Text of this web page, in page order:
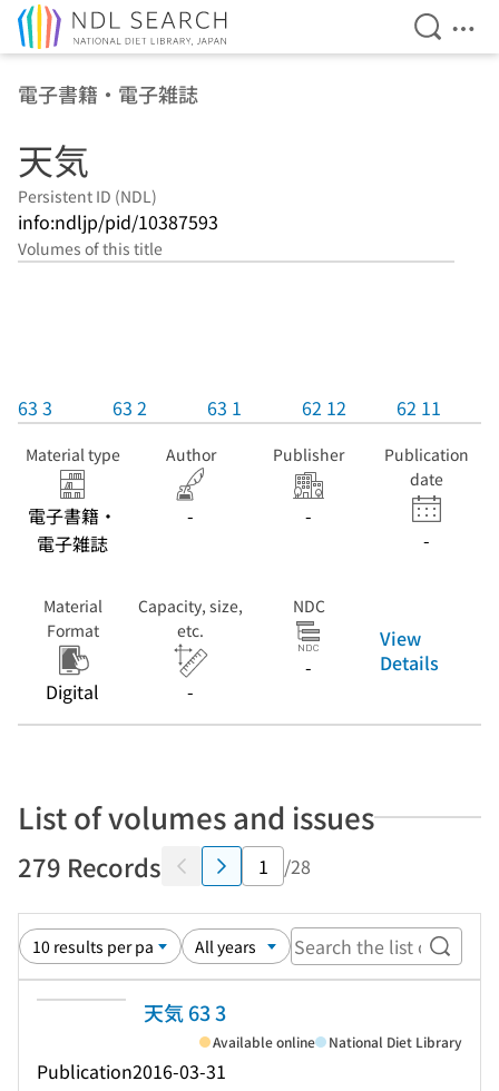
Open
電子書籍・電子雑誌
天気
Persistent ID (NDL)
info:ndljp/pid/10387593
Volumes of this title
63 3 63 2 63 1 62 12 62 11
Material type
電子書籍・
電子雑誌
Author
-
Publisher
-
Publication
date
-
Material
Format
Digital
Capacity, size,
etc.
-
NDC
-
View
Details
List of volumes and issues
279 Records /28
天気 63 3
Publication2016-03-31
Available online National Diet Library